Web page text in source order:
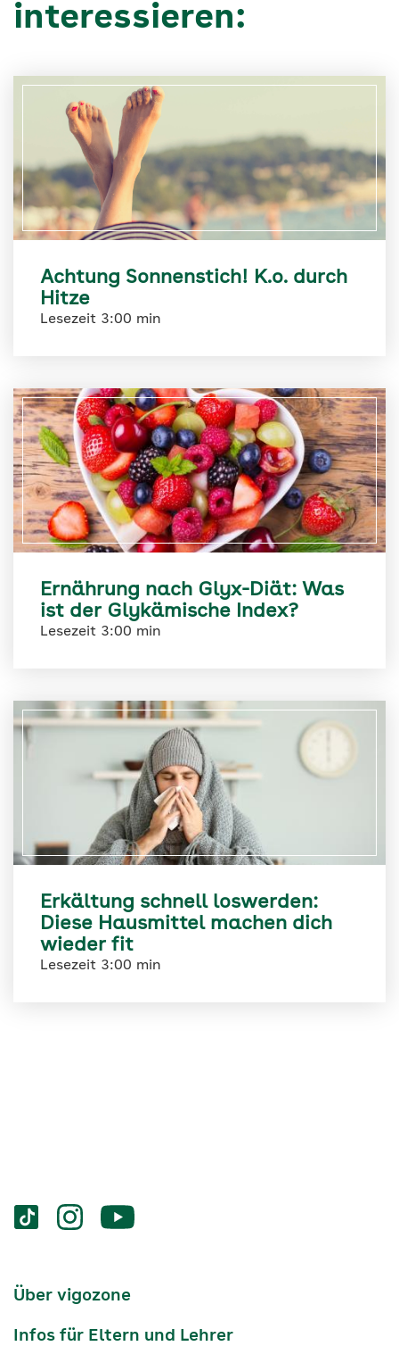
interessieren:
Achtung Sonnenstich! K.o. durch
Hitze
Lesezeit 3:00 min
Ernährung nach Glyx-Diät: Was
ist der Glykämische Index?
Lesezeit 3:00 min
Erkältung schnell loswerden:
Diese Hausmittel machen dich
wieder fit
Lesezeit 3:00 min
Services
Social-
vigozone.de
vigozone.devigozone.de
Services-
Über vigozone
Infos für Eltern und Lehrer